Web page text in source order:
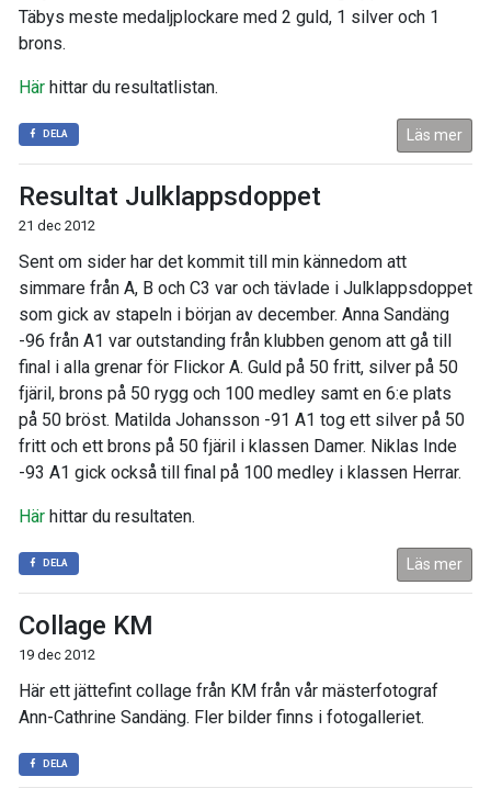
Täbys meste medaljplockare med 2 guld, 1 silver och 1
brons.
Här hittar du resultatlistan.
DELA Läs mer
Resultat Julklappsdoppet
21 dec 2012
Sent om sider har det kommit till min kännedom att
simmare från A, B och C3 var och tävlade i Julklappsdoppet
som gick av stapeln i början av december. Anna Sandäng
-96 från A1 var outstanding från klubben genom att gå till
final i alla grenar för Flickor A. Guld på 50 fritt, silver på 50
fjäril, brons på 50 rygg och 100 medley samt en 6:e plats
på 50 bröst. Matilda Johansson -91 A1 tog ett silver på 50
fritt och ett brons på 50 fjäril i klassen Damer. Niklas Inde
-93 A1 gick också till final på 100 medley i klassen Herrar.
Här hittar du resultaten.
DELA Läs mer
Collage KM
19 dec 2012
Här ett jättefint collage från KM från vår mästerfotograf
Ann-Cathrine Sandäng. Fler bilder finns i fotogalleriet.
DELA